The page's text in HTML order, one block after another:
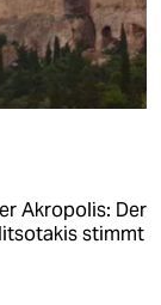
Akropolis: Der
stimmt